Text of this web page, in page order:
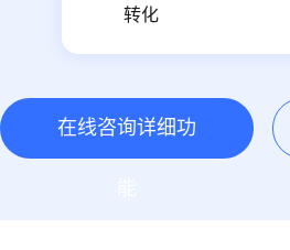
转化
在线咨询详细功